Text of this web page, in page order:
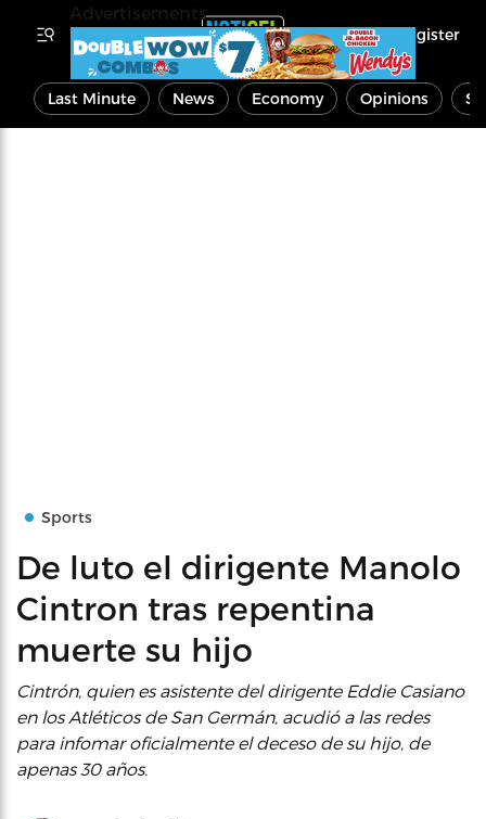
Register
Last Minute News Economy Opinions
Sports
De luto el dirigente Manolo
Cintron tras repentina
muerte su hijo
Cintrón, quien es asistente del dirigente Eddie Casiano
en los Atléticos de San Germán, acudió a las redes
para infomar oficialmente el deceso de su hijo, de
apenas 30 años.
Advertisements